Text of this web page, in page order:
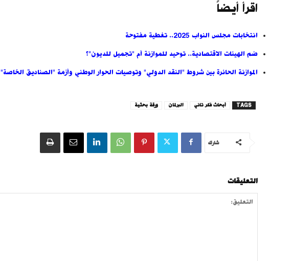
اقرأ أيضاً
انتخابات مجلس النواب 2025.. تغطية مفتوحة
ضم الهيئات الاقتصادية.. توحيد للموازنة أم "تجميل للديون"؟
الموازنة الحائرة بين شروط "النقد الدولي" وتوصيات الحوار الوطني وأزمة "الصناديق الخاصة"
TAGS أبحاث فكر تاني البرلمان ورقة بحثية
شارك
التعليقات